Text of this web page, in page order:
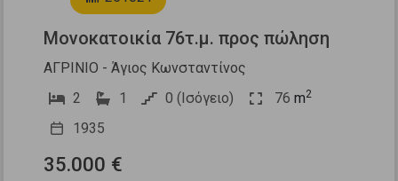
Μονοκατοικία 76τ.μ. προς πώληση
ΑΓΡΙΝΙΟ - Άγιος Κωνσταντίνος
2
1 0 (Ισόγειο) 76 m2
1935
35.000 €